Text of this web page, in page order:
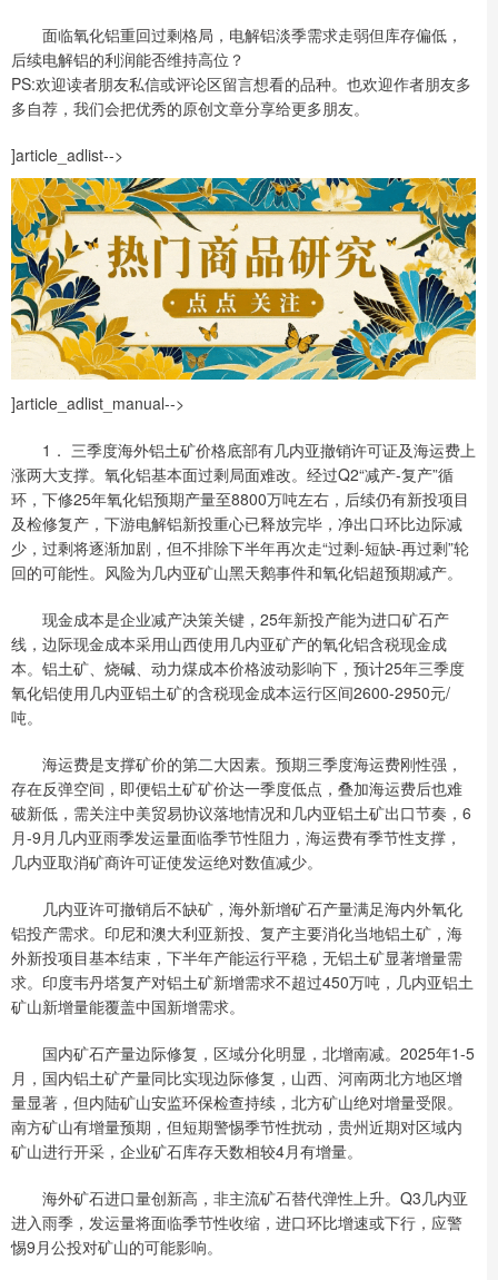
面临氧化铝重回过剩格局，电解铝淡季需求走弱但库存偏低，
后续电解铝的利润能否维持高位？
PS:欢迎读者朋友私信或评论区留言想看的品种。也欢迎作者朋友多
多自荐，我们会把优秀的原创文章分享给更多朋友。
]article_adlist-->
]article_adlist_manual-->
1． 三季度海外铝土矿价格底部有几内亚撤销许可证及海运费上
涨两大支撑。氧化铝基本面过剩局面难改。经过Q2“减产-复产”循
环，下修25年氧化铝预期产量至8800万吨左右，后续仍有新投项目
及检修复产，下游电解铝新投重心已释放完毕，净出口环比边际减
少，过剩将逐渐加剧，但不排除下半年再次走“过剩-短缺-再过剩”轮
回的可能性。风险为几内亚矿山黑天鹅事件和氧化铝超预期减产。
现金成本是企业减产决策关键，25年新投产能为进口矿石产
线，边际现金成本采用山西使用几内亚矿产的氧化铝含税现金成
本。铝土矿、烧碱、动力煤成本价格波动影响下，预计25年三季度
氧化铝使用几内亚铝土矿的含税现金成本运行区间2600-2950元/
吨。
海运费是支撑矿价的第二大因素。预期三季度海运费刚性强，
存在反弹空间，即便铝土矿矿价达一季度低点，叠加海运费后也难
破新低，需关注中美贸易协议落地情况和几内亚铝土矿出口节奏，6
月-9月几内亚雨季发运量面临季节性阻力，海运费有季节性支撑，
几内亚取消矿商许可证使发运绝对数值减少。
几内亚许可撤销后不缺矿，海外新增矿石产量满足海内外氧化
铝投产需求。印尼和澳大利亚新投、复产主要消化当地铝土矿，海
外新投项目基本结束，下半年产能运行平稳，无铝土矿显著增量需
求。印度韦丹塔复产对铝土矿新增需求不超过450万吨，几内亚铝土
矿山新增量能覆盖中国新增需求。
国内矿石产量边际修复，区域分化明显，北增南减。2025年1-5
月，国内铝土矿产量同比实现边际修复，山西、河南两北方地区增
量显著，但内陆矿山安监环保检查持续，北方矿山绝对增量受限。
南方矿山有增量预期，但短期警惕季节性扰动，贵州近期对区域内
矿山进行开采，企业矿石库存天数相较4月有增量。
海外矿石进口量创新高，非主流矿石替代弹性上升。Q3几内亚
进入雨季，发运量将面临季节性收缩，进口环比增速或下行，应警
惕9月公投对矿山的可能影响。